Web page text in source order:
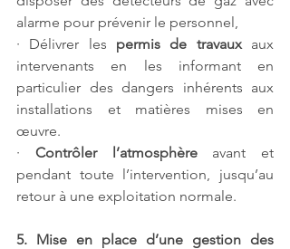
alarme pour prévenir le personnel,
· Délivrer les permis de travaux aux
intervenants en les informant en
particulier des dangers inhérents aux
installations et matières mises en
œuvre.
· Contrôler l’atmosphère avant et
pendant toute l’intervention, jusqu’au
retour à une exploitation normale.
5. Mise en place d’une gestion des